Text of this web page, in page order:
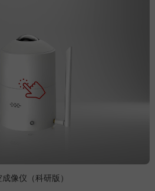
像仪（科研版）